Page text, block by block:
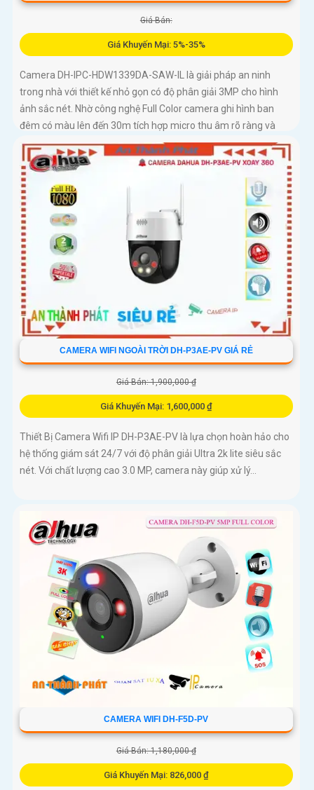
Giá Bán:
Giá Khuyến Mại: 5%-35%
Camera DH-IPC-HDW1339DA-SAW-IL là giải pháp an ninh
trong nhà với thiết kế nhỏ gọn có độ phân giải 3MP cho hình
ảnh sắc nét. Nhờ công nghệ Full Color camera ghi hình ban
đêm có màu lên đến 30m tích hợp micro thu âm rõ ràng và
khả năng phát hiện người, phương tiện thông minh
CAMERA WIFI NGOÀI TRỜI DH-P3AE-PV GIÁ RẺ
Giá Bán: 1,900,000 ₫
Giá Khuyến Mại: 1,600,000 ₫
Thiết Bị Camera Wifi IP DH-P3AE-PV là lựa chọn hoàn hảo cho
hệ thống giám sát 24/7 với độ phân giải Ultra 2k lite siêu sắc
nét. Với chất lượng cao 3.0 MP, camera này giúp xử lý...
CAMERA WIFI DH-F5D-PV
Giá Bán: 1,180,000 ₫
Giá Khuyến Mại: 826,000 ₫